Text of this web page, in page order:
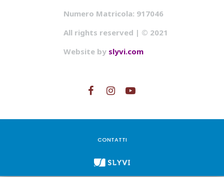
Numero Matricola: 917046
All rights reserved | © 2021
Website by slyvi.com
CONTATTI